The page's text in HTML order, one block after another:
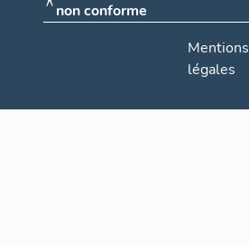
non conforme
Mentions
légales